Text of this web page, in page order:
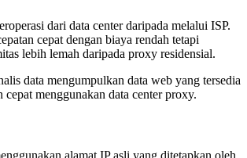
dari data center daripada melalui ISP.
cepat dengan biaya rendah tetapi
lebih lemah daripada proxy residensial.
data mengumpulkan data web yang tersedia
menggunakan data center proxy.